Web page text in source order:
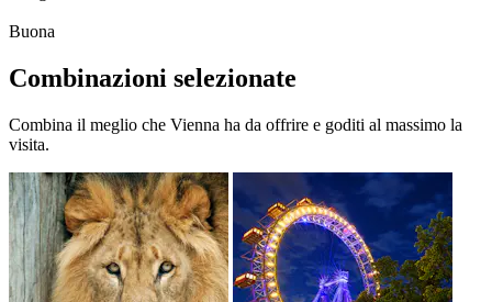
Buona
Combinazioni selezionate
Combina il meglio che Vienna ha da offrire e goditi al massimo la
visita.